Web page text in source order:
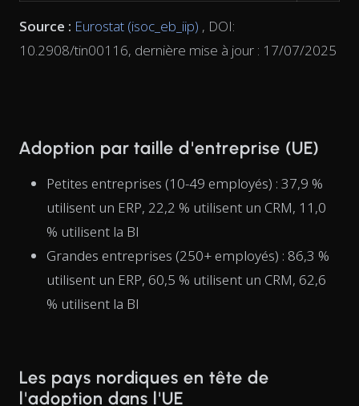
Source : Eurostat (isoc_eb_iip) , DOI:
10.2908/tin00116, dernière mise à jour : 17/07/2025
Adoption par taille d'entreprise (UE)
Petites entreprises (10-49 employés) : 37,9 %
utilisent un ERP, 22,2 % utilisent un CRM, 11,0
% utilisent la BI
Grandes entreprises (250+ employés) : 86,3 %
utilisent un ERP, 60,5 % utilisent un CRM, 62,6
% utilisent la BI
Les pays nordiques en tête de
l'adoption dans l'UE